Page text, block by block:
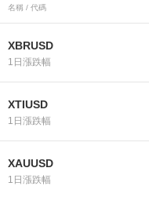
名稱 / 代碼
XBRUSD
1日漲跌幅
XTIUSD
1日漲跌幅
XAUUSD
1日漲跌幅